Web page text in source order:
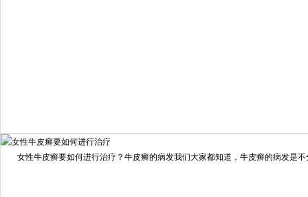
我要咨询 我要预约
女性牛皮癣要如何进行治疗？牛皮癣的病发我们大家都知道，牛皮癣的病发是不